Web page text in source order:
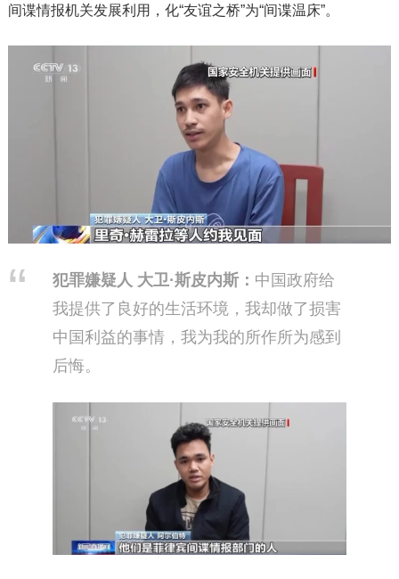
间谍情报机关发展利用，化“友谊之桥”为“间谍温床”。
犯罪嫌疑人 大卫·斯皮内斯： 中国政府给
我提供了良好的生活环境，我却做了损害
中国利益的事情，我为我的所作所为感到
后悔。